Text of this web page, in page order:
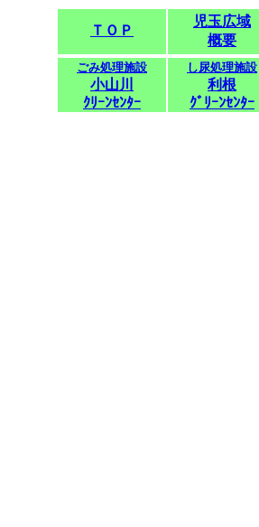
ＴＯＰ
児玉広域
概要
ごみ処理施設
小山川
ｸﾘｰﾝｾﾝﾀｰ
し尿処理施設
利根
ｸﾞﾘｰﾝｾﾝﾀｰ